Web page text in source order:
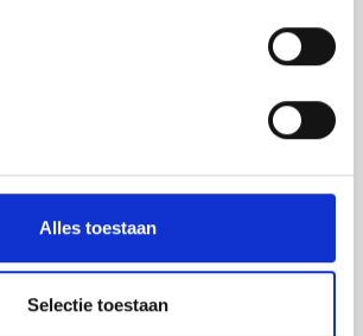
Alles toestaan
Selectie toestaan